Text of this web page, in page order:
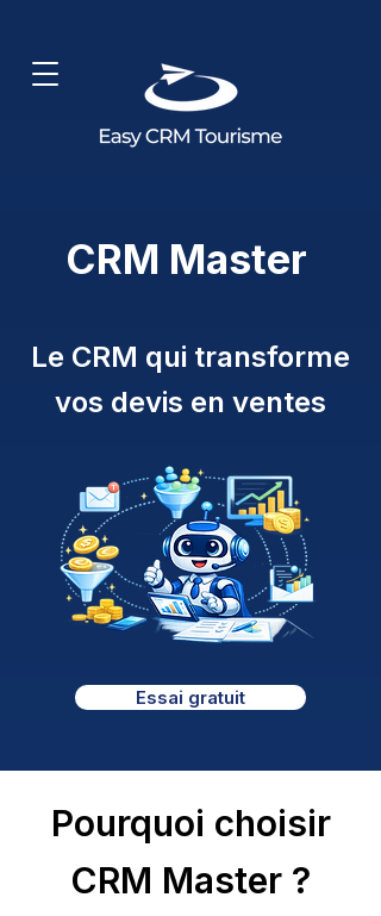
CRM Master
Le CRM qui transforme
vos devis en ventes
Essai gratuit
Pourquoi choisir
CRM Master ?